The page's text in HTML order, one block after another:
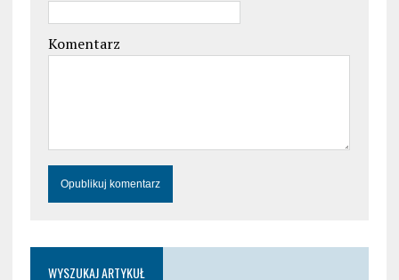
Komentarz
WYSZUKAJ ARTYKUŁ